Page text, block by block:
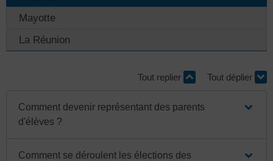
Mayotte
La Réunion
Tout replier Tout déplier
Comment devenir représentant des parents
d'élèves ?
Comment se déroulent les élections des